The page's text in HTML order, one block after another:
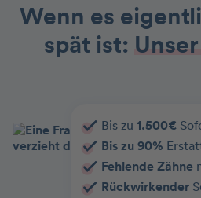
Wenn es
spät ist:
Bis zu1.500€
Bis zu 90%
Fehlende Zähne
Rückwirkender